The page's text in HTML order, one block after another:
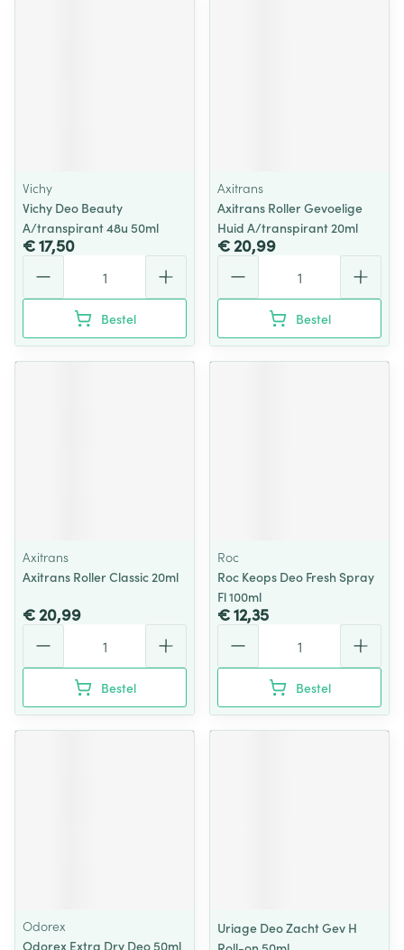
Vichy
Vichy Deo Beauty
A/transpirant 48u 50ml
€ 17,50
Bestel
Axitrans
Axitrans Roller Gevoelige
Huid A/transpirant 20ml
€ 20,99
Bestel
Axitrans
Axitrans Roller Classic 20ml
€ 20,99
Bestel
Roc
Roc Keops Deo Fresh Spray
Fl 100ml
€ 12,35
Bestel
Odorex
Odorex Extra Dry Deo 50ml
Uriage Deo Zacht Gev H